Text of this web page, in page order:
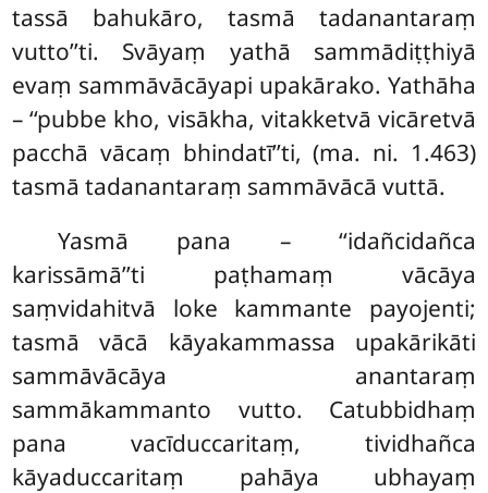
tassā bahukāro, tasmā tadanantaraṃ
vutto’’ti. Svāyaṃ yathā sammādiṭṭhiyā
evaṃ sammāvācāyapi upakārako. Yathāha
– ‘‘pubbe kho, visākha, vitakketvā vicāretvā
pacchā vācaṃ bhindatī’’ti, (ma. ni. 1.463)
tasmā tadanantaraṃ sammāvācā vuttā.
Yasmā pana – ‘‘idañcidañca
karissāmā’’ti paṭhamaṃ vācāya
saṃvidahitvā loke kammante payojenti;
tasmā vācā kāyakammassa upakārikāti
sammāvācāya anantaraṃ
sammākammanto vutto. Catubbidhaṃ
pana vacīduccaritaṃ, tividhañca
kāyaduccaritaṃ pahāya ubhayaṃ